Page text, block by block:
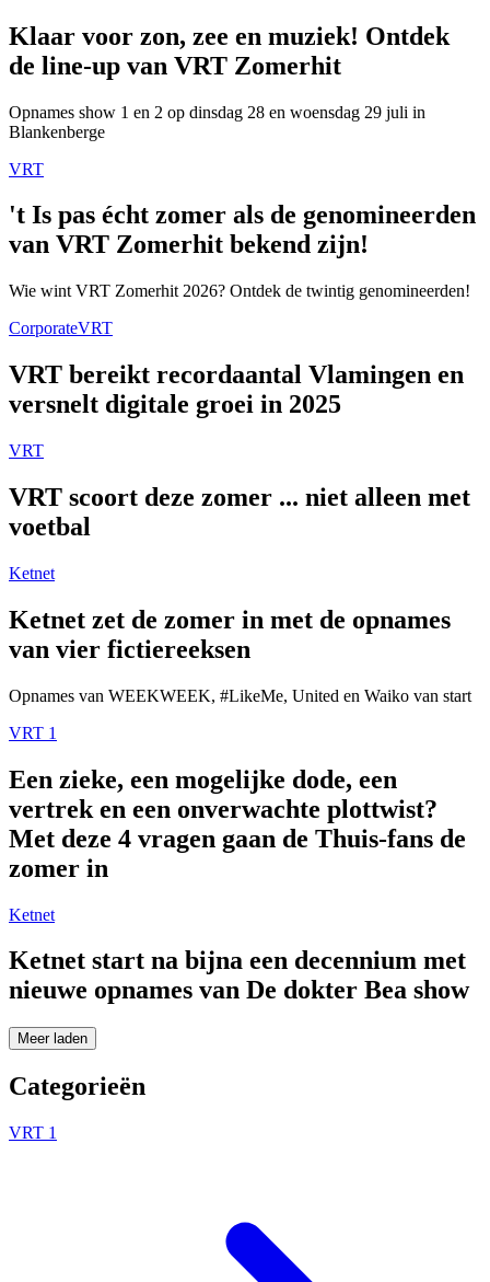
Klaar voor zon, zee en muziek! Ontdek
de line-up van VRT Zomerhit
Opnames show 1 en 2 op dinsdag 28 en woensdag 29 juli in
Blankenberge
VRT
't Is pas écht zomer als de genomineerden
van VRT Zomerhit bekend zijn!
Wie wint VRT Zomerhit 2026? Ontdek de twintig genomineerden!
CorporateVRT
VRT bereikt recordaantal Vlamingen en
versnelt digitale groei in 2025
VRT
VRT scoort deze zomer ... niet alleen met
voetbal
Ketnet
Ketnet zet de zomer in met de opnames
van vier fictiereeksen
Opnames van WEEKWEEK, #LikeMe, United en Waiko van start
VRT 1
Een zieke, een mogelijke dode, een
vertrek en een onverwachte plottwist?
Met deze 4 vragen gaan de Thuis-fans de
zomer in
Ketnet
Ketnet start na bijna een decennium met
nieuwe opnames van De dokter Bea show
Meer laden
Categorieën
VRT 1